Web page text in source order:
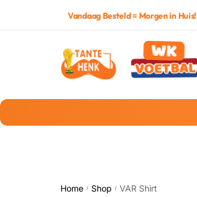
Vandaag Besteld = Morgen in Huis!
Home / Shop / VAR Shirt